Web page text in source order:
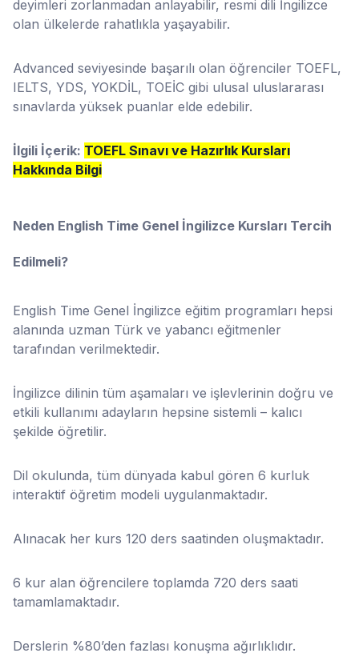
deyimleri zorlanmadan anlayabilir, resmi dili İngilizce
olan ülkelerde rahatlıkla yaşayabilir.
Advanced seviyesinde başarılı olan öğrenciler TOEFL,
IELTS, YDS, YOKDİL, TOEİC gibi ulusal uluslararası
sınavlarda yüksek puanlar elde edebilir.
İlgili İçerik: TOEFL Sınavı ve Hazırlık Kursları
Hakkında Bilgi
Neden English Time Genel İngilizce Kursları Tercih
Edilmeli?
English Time Genel İngilizce eğitim programları hepsi
alanında uzman Türk ve yabancı eğitmenler
tarafından verilmektedir.
İngilizce dilinin tüm aşamaları ve işlevlerinin doğru ve
etkili kullanımı adayların hepsine sistemli – kalıcı
şekilde öğretilir.
Dil okulunda, tüm dünyada kabul gören 6 kurluk
interaktif öğretim modeli uygulanmaktadır.
Alınacak her kurs 120 ders saatinden oluşmaktadır.
6 kur alan öğrencilere toplamda 720 ders saati
tamamlamaktadır.
Derslerin %80’den fazlası konuşma ağırlıklıdır.